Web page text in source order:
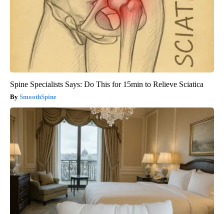
Spine Specialists Says: Do This for 15min to Relieve Sciatica
SmoothSpine